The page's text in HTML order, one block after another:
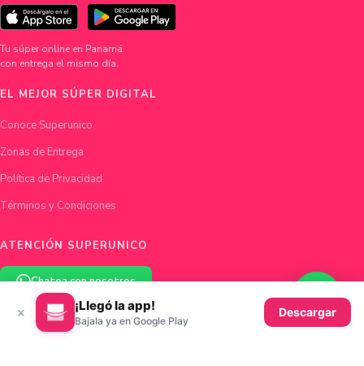
Tu súper online en Panamá
con entrega el mismo día.
EL MEJOR SÚPER DIGITAL
Conoce Superunico
Zonas de Entrega
Política de Privacidad
Términos y Condiciones
ATENCIÓN SUPERUNICO
Chatea con nosotros
hola@superunico.com
× ¡Llegó la app!
Bajala ya en Google Play
Descargar